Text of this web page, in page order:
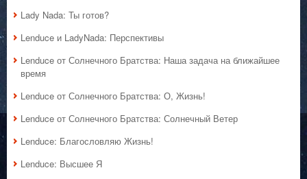
Lady Nada: Ты готов?
Lenduce и LadyNada: Перспективы
Lenduce от Солнечного Братства: Наша задача на ближайшее
время
Lenduce от Солнечного Братства: О, Жизнь!
Lenduce от Солнечного Братства: Солнечный Ветер
Lenduce: Благословляю Жизнь!
Lenduce: Высшее Я